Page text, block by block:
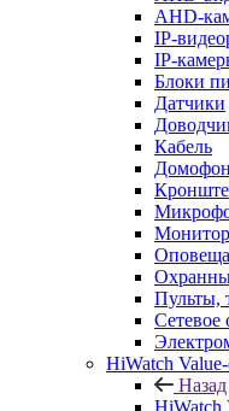
AHD-
IP-
IP-
Блоки
Датчики
Кабель
Пульты,
Сетевое
HiWatch
Назад
HiWatch